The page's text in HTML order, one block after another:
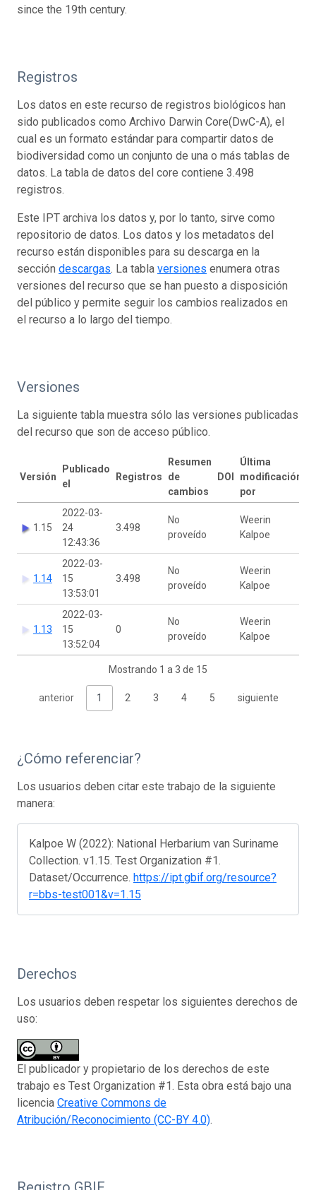
since the 19th century.
Registros
Los datos en este recurso de registros biológicos han
sido publicados como Archivo Darwin Core(DwC-A), el
cual es un formato estándar para compartir datos de
biodiversidad como un conjunto de una o más tablas de
datos. La tabla de datos del core contiene 3.498
registros.
Este IPT archiva los datos y, por lo tanto, sirve como
repositorio de datos. Los datos y los metadatos del
recurso están disponibles para su descarga en la
sección descargas. La tabla versiones enumera otras
versiones del recurso que se han puesto a disposición
del público y permite seguir los cambios realizados en
el recurso a lo largo del tiempo.
Versiones
La siguiente tabla muestra sólo las versiones publicadas
del recurso que son de acceso público.
Versión
Publicado
el
Registros
Resumen
de
cambios
DOI
Última
modificación
por
1.15
2022-03-
24
12:43:36
3.498
No
proveído
Weerin
Kalpoe
1.14
2022-03-
15
13:53:01
3.498
No
proveído
Weerin
Kalpoe
1.13
2022-03-
15
13:52:04
0
No
proveído
Weerin
Kalpoe
Mostrando 1 a 3 de 15
anterior 1 2 3 4 5 siguiente
¿Cómo referenciar?
Los usuarios deben citar este trabajo de la siguiente
manera:
Kalpoe W (2022): National Herbarium van Suriname
Collection. v1.15. Test Organization #1.
Dataset/Occurrence. https://ipt.gbif.org/resource?
r=bbs-test001&v=1.15
Derechos
Los usuarios deben respetar los siguientes derechos de
uso:
El publicador y propietario de los derechos de este
trabajo es Test Organization #1. Esta obra está bajo una
licencia Creative Commons de
Atribución/Reconocimiento (CC-BY 4.0).